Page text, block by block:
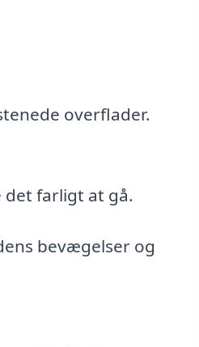
overflader.
det farligt at gå.
bevægelser og